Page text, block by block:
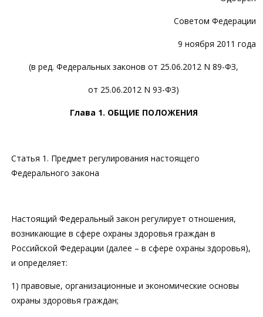
Советом Федерации
9 ноября 2011 года
(в ред. Федеральных законов от 25.06.2012 N 89-ФЗ,
от 25.06.2012 N 93-ФЗ)
Глава 1. ОБЩИЕ ПОЛОЖЕНИЯ
Статья 1. Предмет регулирования настоящего
Федерального закона
Настоящий Федеральный закон регулирует отношения,
возникающие в сфере охраны здоровья граждан в
Российской Федерации (далее – в сфере охраны здоровья),
и определяет:
1) правовые, организационные и экономические основы
охраны здоровья граждан;